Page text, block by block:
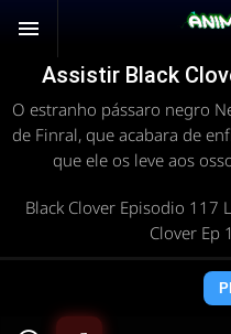
Assistir Black
O estranho pássaro negro
de Finral, que acabara de
que ele os leve aos
Black Clover Episodio 117
Clover Ep